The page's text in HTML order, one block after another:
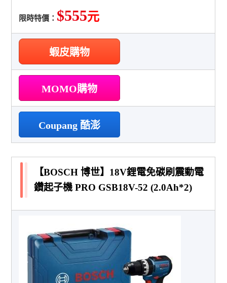
限時特價： $555元
蝦皮購物
MOMO購物
Coupang 酷澎
【BOSCH 博世】18V鋰電免碳刷震動電
鑽起子機 PRO GSB18V-52 (2.0Ah*2)